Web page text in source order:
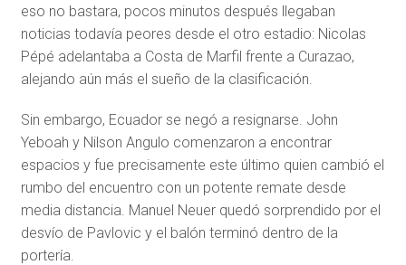
eso no bastara, pocos minutos después llegaban
noticias todavía peores desde el otro estadio: Nicolas
Pépé adelantaba a Costa de Marfil frente a Curazao,
alejando aún más el sueño de la clasificación.
Sin embargo, Ecuador se negó a resignarse. John
Yeboah y Nilson Angulo comenzaron a encontrar
espacios y fue precisamente este último quien cambió el
rumbo del encuentro con un potente remate desde
media distancia. Manuel Neuer quedó sorprendido por el
desvío de Pavlovic y el balón terminó dentro de la
portería.